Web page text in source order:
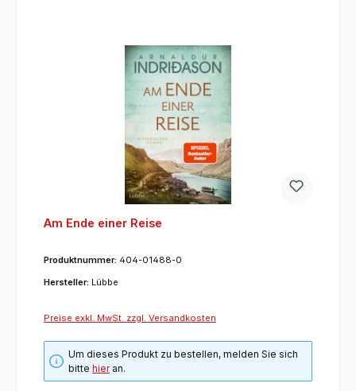
Am Ende einer Reise
Produktnummer: 404-01488-0
Hersteller: Lübbe
Preise exkl. MwSt. zzgl. Versandkosten
Um dieses Produkt zu bestellen, melden Sie sich
bittehieran.